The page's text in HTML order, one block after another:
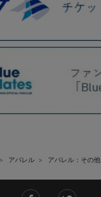
アパレル
アパレル：その他